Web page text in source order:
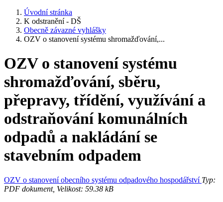
Úvodní stránka
K odstranění - DŠ
Obecně závazné vyhlášky
OZV o stanovení systému shromažďování,...
OZV o stanovení systému
shromažďování, sběru,
přepravy, třídění, využívání a
odstraňování komunálních
odpadů a nakládání se
stavebním odpadem
OZV o stanovení obecního systému odpadového hospodářství Typ:
PDF dokument, Velikost: 59.38 kB